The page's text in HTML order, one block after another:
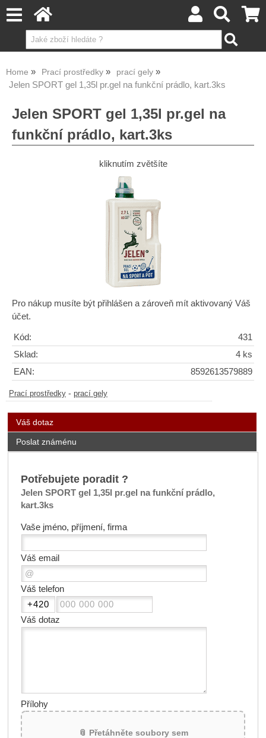
Home Prací prostředky prací gely
Jelen SPORT gel 1,35l pr.gel na funkční prádlo, kart.3ks
Jelen SPORT gel 1,35l pr.gel na
funkční prádlo, kart.3ks
kliknutím zvětšíte
Pro nákup musíte být přihlášen a zároveň mít aktivovaný Váš
účet.
Kód:
431
Sklad:
4 ks
EAN:
8592613579889
Prací prostředky - prací gely
Váš dotaz
Poslat známénu
Potřebujete poradit ?
Jelen SPORT gel 1,35l pr.gel na funkční prádlo,
kart.3ks
Vaše jméno, příjmení, firma
Váš email
Váš telefon
Váš dotaz
Přílohy
📎 Přetáhněte soubory sem